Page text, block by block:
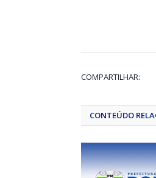
COMPARTILHAR:
CONTEÚDO